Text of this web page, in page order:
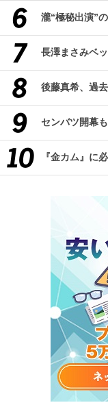
瀧“極秘出演”
長澤まさみベ
後藤真希、過
センバツ開幕
『金カム』に